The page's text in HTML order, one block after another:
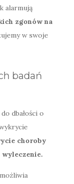
alarmują
zgonów na
w swoje
badań
dbałości o
choroby
wyleczenie.